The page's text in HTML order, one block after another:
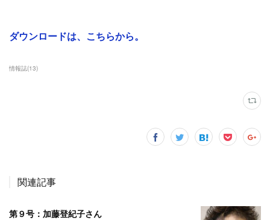
ダウンロードは、こちらから。
情報誌(13)
関連記事
第９号：加藤登紀子さん